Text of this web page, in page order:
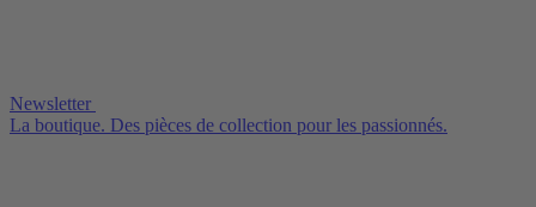
Newsletter
La boutique. Des pièces de collection pour les passionnés.